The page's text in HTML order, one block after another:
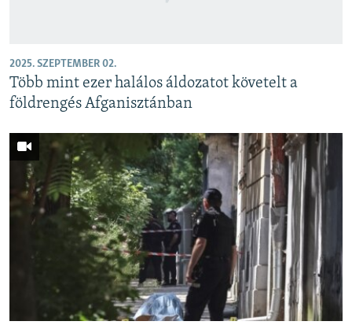
2025. SZEPTEMBER 02.
Több mint ezer halálos áldozatot követelt a
földrengés Afganisztánban